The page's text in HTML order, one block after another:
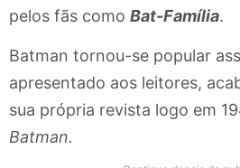
pelos fãs como Bat-Família.
Batman tornou-se popular
apresentado aos leitores,
sua própria revista logo em
Batman.